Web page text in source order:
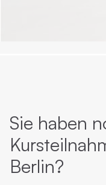
Sie haben
Berlin?